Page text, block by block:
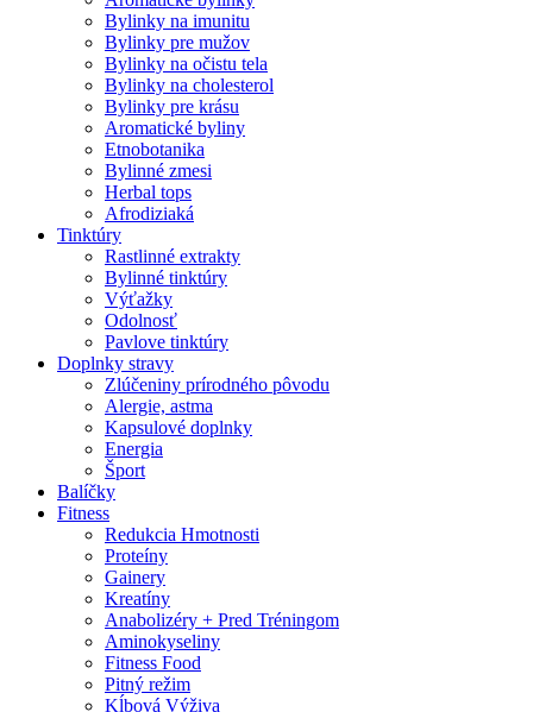
Bylinky na imunitu
Bylinky pre mužov
Bylinky na očistu tela
Bylinky na cholesterol
Bylinky pre krásu
Aromatické byliny
Etnobotanika
Bylinné zmesi
Herbal tops
Afrodiziaká
Tinktúry
Rastlinné extrakty
Bylinné tinktúry
Výťažky
Odolnosť
Pavlove tinktúry
Doplnky stravy
Zlúčeniny prírodného pôvodu
Alergie, astma
Kapsulové doplnky
Energia
Šport
Balíčky
Fitness
Redukcia Hmotnosti
Proteíny
Gainery
Kreatíny
Anabolizéry + Pred Tréningom
Aminokyseliny
Fitness Food
Pitný režim
Kĺbová Výživa